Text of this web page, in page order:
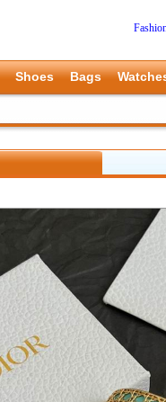
Shoes Bags